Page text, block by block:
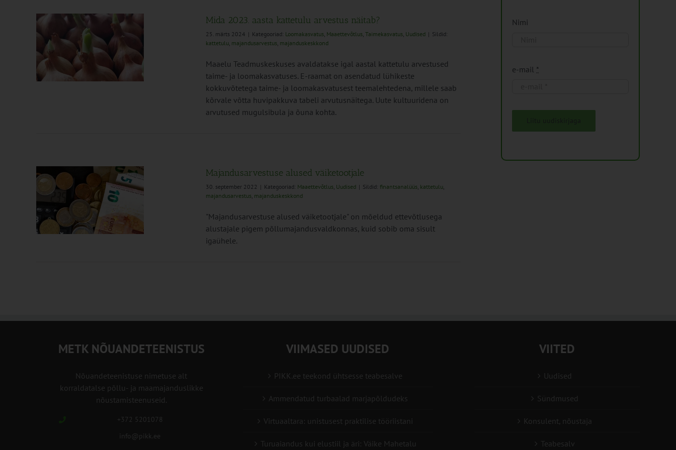
Mida 2023. aasta kattetulu arvestus näitab?
25. märts 2024 | Kategooriad: Loomakasvatus, Maaettevõtlus, Taimekasvatus, Uudised | Sildid:
kattetulu, majandusarvestus, majanduskeskkond
Maaelu Teadmuskeskuses avaldatakse igal aastal kattetulu arvestused
taime- ja loomakasvatuses. E-raamat on asendatud lühikeste
kokkuvõtetega taime- ja loomakasvatusest teemalehtedena, millele saab
kõrvale võtta huvipakkuva tabeli arvutusnäitega. Uute kultuuridena on
arvutused mugulsibula ja õuna kohta.
Majandusarvestuse alused väiketootjale
30. september 2022 | Kategooriad: Maaettevõtlus, Uudised | Sildid: finantsanalüüs, kattetulu,
majandusarvestus, majanduskeskkond
"Majandusarvestuse alused väiketootjale" on mõeldud ettevõtlusega
alustajale pigem põllumajandusvaldkonnas, kuid sobib oma sisult
igaühele.
Nimi
e-mail *
METK NÕUANDETEENISTUS
Nõuandeteenistuse nimetuse alt
korraldatalse põllu- ja maamajanduslikke
nõustamisteenuseid.
+372 5201078
info@pikk.ee
VIIMASED UUDISED
PIKK.ee teekond ühtsesse teabesalve
Ammendatud turbaalad marjapõldudeks
Virtuaaltara: unistusest praktilise tööriistani
Turuaiandus kui elustiil ja äri: Väike Mahetalu
VIITED
Uudised
Sündmused
Konsulent, nõustaja
Teabesalv